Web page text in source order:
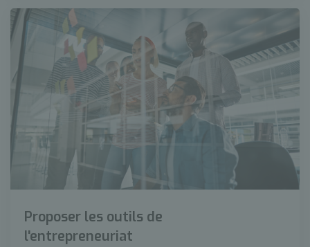
Proposer les outils de
l'entrepreneuriat